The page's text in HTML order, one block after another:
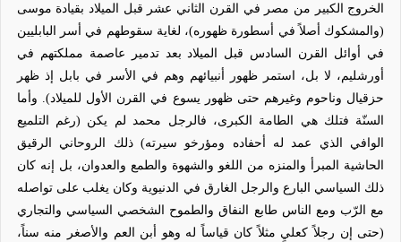
الخروج الكبير من مصر في القرن الثاني عشر قبل الميلاد بقيادة موسى
(والمشكوك أصلاً في أسطورة ظهوره)، لغاية سقوطهم في أسر البابليين
في أوائل القرن السادس قبل الميلاد بعد تدمير عاصمة مملكتهم في
أورشليم، لا بل، استمر ظهور أنبيائهم وهم في الأسر في بابل إذ ظهر
حزقيال وناحوم وغيرهم حتى ظهور يسوع في القرن الأول للميلاد). وأما
السنّة فتلك هي الطامة الكبرى، فالرجل محمد لم يكن (رغم التلميع
الوافي الذي عمد له أحفاده ومؤرخو سيرته) ذلك الروحاني الرقيق
الحاشية المبرأ والمنزه من اللغو والشهوة والطمع والعدوان، بل إنه كان
ذلك السياسي البارع والرجل الغارق في الدنيوية وكان يغلب على تواصله
مع الرّب ومع الناس طابع النفاق والطموح الشخصي السياسي والتجاري
(حتى إن رجلاً كعليٍ مثلاً كان قياساً له وهو أبن العم والأصغر منه سناً،